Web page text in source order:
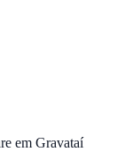
em Gravataí